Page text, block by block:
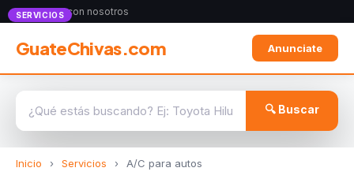
Anunciate con nosotros
GuateChivas.com Anunciate
🔍 Buscar
Inicio › Servicios › A/C para autos
SERVICIOS